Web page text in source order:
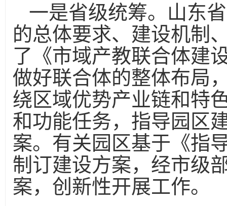
一是省级统筹。山东
的总体要求、建设机制
了《市域产教联合体建
做好联合体的整体布局
绕区域优势产业链和特
和功能任务，指导园区
案。有关园区基于《指
制订建设方案，经市级
案，创新性开展工作。